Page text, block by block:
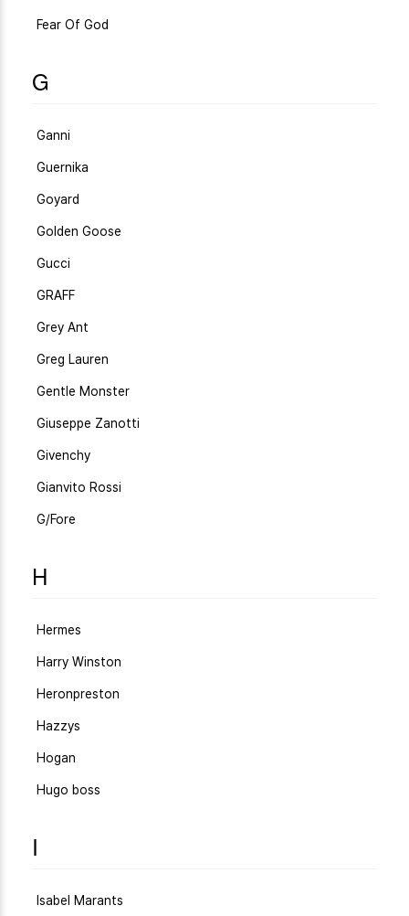
Fear Of God
G
Ganni
Guernika
Goyard
Golden Goose
Gucci
GRAFF
Grey Ant
Greg Lauren
Gentle Monster
Giuseppe Zanotti
Givenchy
Gianvito Rossi
G/Fore
H
Hermes
Harry Winston
Heronpreston
Hazzys
Hogan
Hugo boss
I
Isabel Marants